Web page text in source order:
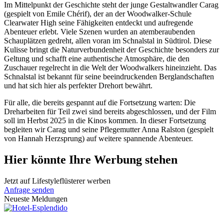
Im Mittelpunkt der Geschichte steht der junge Gestaltwandler Carag
(gespielt von Emile Chérif), der an der Woodwalker-Schule
Clearwater High seine Fähigkeiten entdeckt und aufregende
Abenteuer erlebt. Viele Szenen wurden an atemberaubenden
Schauplätzen gedreht, allen voran im Schnalstal in Südtirol. Diese
Kulisse bringt die Naturverbundenheit der Geschichte besonders zur
Geltung und schafft eine authentische Atmosphäre, die den
Zuschauer regelrecht in die Welt der Woodwalkers hineinzieht. Das
Schnalstal ist bekannt für seine beeindruckenden Berglandschaften
und hat sich hier als perfekter Drehort bewährt.
Für alle, die bereits gespannt auf die Fortsetzung warten: Die
Dreharbeiten für Teil zwei sind bereits abgeschlossen, und der Film
soll im Herbst 2025 in die Kinos kommen. In dieser Fortsetzung
begleiten wir Carag und seine Pflegemutter Anna Ralston (gespielt
von Hannah Herzsprung) auf weitere spannende Abenteuer.
Hier könnte Ihre Werbung stehen
Jetzt auf Lifestyleflüsterer werben
Anfrage senden
Neueste Meldungen